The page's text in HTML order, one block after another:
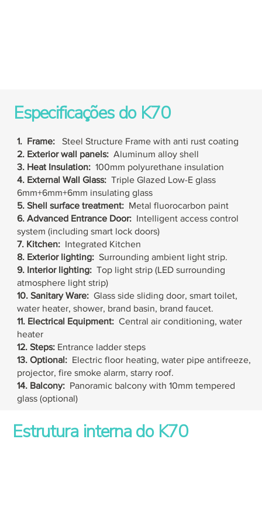
Especificações do K70
1. Frame:
Steel Structure Frame with anti rust coating
2. Exterior wall panels:Aluminum alloy shell
3. Heat Insulation: 100mm polyurethane insulation
4. External Wall Glass: Triple Glazed Low-E glass
6mm+6mm+6mm insulating glass
5. Shell surface treatment: Metal fluorocarbon paint
6. Advanced Entrance Door: Intelligent access control
system (including smart lock doors)
7. Kitchen: Integrated Kitchen
8. Exterior lighting: Surrounding ambient light strip.
9. Interior lighting: Top light strip (LED surrounding
atmosphere light strip)
10. Sanitary Ware: Glass side sliding door, smart toilet,
water heater, shower, brand basin, brand faucet.
11. Electrical Equipment: Central air conditioning, water
heater
12. Steps:Entrance ladder steps
13. Optional: Electric floor heating, water pipe antifreeze,
projector, fire smoke alarm, starry roof.
14. Balcony: Panoramic balcony with 10mm tempered
glass (optional)
Estrutura interna do K70